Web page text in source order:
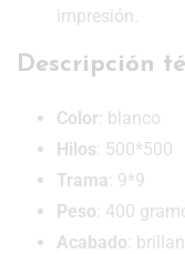
impresión.
Descripción
Color: blanco
Hilos: 500*500
Trama: 9*9
Peso: 400
Acabado: